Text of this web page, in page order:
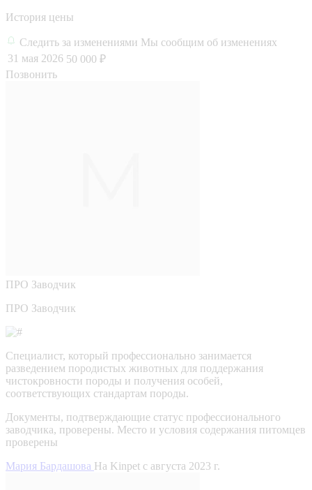
История цены
Следить за изменениями Мы сообщим об изменениях
31 мая 2026 50 000 ₽
Позвонить
ПРО Заводчик
ПРО Заводчик
Специалист, который профессионально занимается
разведением породистых животных для поддержания
чистокровности породы и получения особей,
соответствующих стандартам породы.
Документы, подтверждающие статус профессионального
заводчика, проверены. Место и условия содержания питомцев
проверены
Мария Бардашова На Kinpet c августа 2023 г.